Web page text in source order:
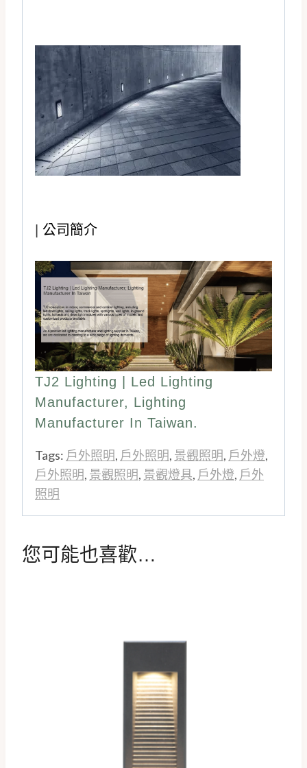
公司簡介
TJ2 Lighting | Led Lighting
Manufacturer, Lighting
Manufacturer In Taiwan.
Tags: 戶外照明, 戶外照明, 景觀照明, 戶外燈,
戶外照明, 景觀照明, 景觀燈具, 戶外燈, 戶外
照明
您可能也喜歡…